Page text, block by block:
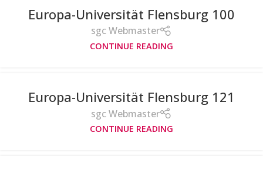
Europa-Universität Flensburg 100
sgc Webmaster
CONTINUE READING
Europa-Universität Flensburg 121
sgc Webmaster
CONTINUE READING